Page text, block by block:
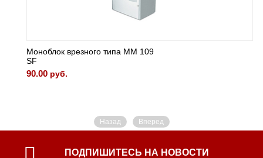
Моноблок врезного типа MM 109
SF
90.00 руб.
Назад Вперед
ПОДПИШИТЕСЬ НА НОВОСТИ